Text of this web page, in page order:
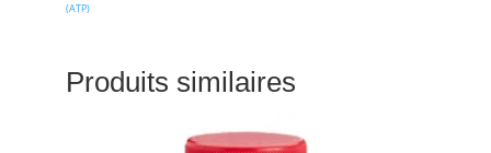
Note
5.00
(ATP)
Produits similaires